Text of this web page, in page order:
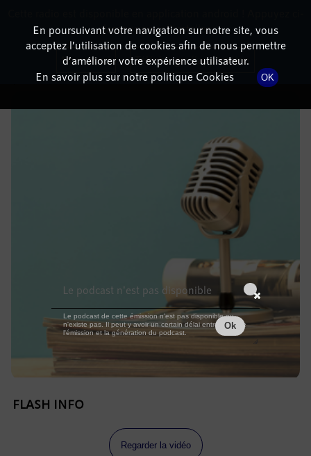
DÉTAILS DE L'ÉPISODE
9 juin 2022à 13h59, durée : Invalid date
FLASH INFO
Regarder la vidéo
En poursuivant votre navigation sur notre site, vous
acceptez l’utilisation de cookies afin de nous permettre
d’améliorer votre expérience utilisateur.
En savoir plus sur notre politique Cookies
OK
dessous pour l'installer.
Non merci Télécharger l'application
Le podcast n'est pas disponible
Le podcast de cette émission n'est pas disponible ou
n'existe pas. Il peut y avoir un certain délai entre la fin de
l'émission et la génération du podcast.
Ok